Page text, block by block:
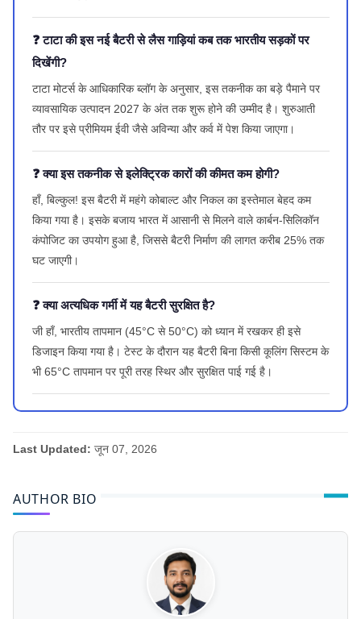
❓ टाटा की इस नई बैटरी से लैस गाड़ियां कब तक भारतीय सड़कों पर
दिखेंगी?
टाटा मोटर्स के आधिकारिक ब्लॉग के अनुसार, इस तकनीक का बड़े पैमाने पर
व्यावसायिक उत्पादन 2027 के अंत तक शुरू होने की उम्मीद है। शुरुआती
तौर पर इसे प्रीमियम ईवी जैसे अविन्या और कर्व में पेश किया जाएगा।
❓ क्या इस तकनीक से इलेक्ट्रिक कारों की कीमत कम होगी?
हाँ, बिल्कुल! इस बैटरी में महंगे कोबाल्ट और निकल का इस्तेमाल बेहद कम
किया गया है। इसके बजाय भारत में आसानी से मिलने वाले कार्बन-सिलिकॉन
कंपोजिट का उपयोग हुआ है, जिससे बैटरी निर्माण की लागत करीब 25% तक
घट जाएगी।
❓ क्या अत्यधिक गर्मी में यह बैटरी सुरक्षित है?
जी हाँ, भारतीय तापमान (45°C से 50°C) को ध्यान में रखकर ही इसे
डिजाइन किया गया है। टेस्ट के दौरान यह बैटरी बिना किसी कूलिंग सिस्टम के
भी 65°C तापमान पर पूरी तरह स्थिर और सुरक्षित पाई गई है।
Last Updated: जून 07, 2026
AUTHOR BIO